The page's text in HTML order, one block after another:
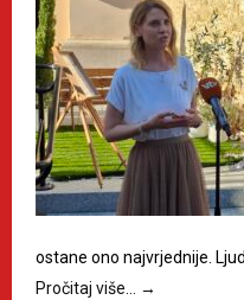
ostane ono najvrjednije.
Pročitaj više…
→